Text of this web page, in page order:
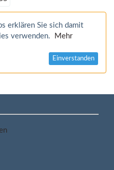
erklären Sie sich damit
verwenden.
Mehr
Einverstanden